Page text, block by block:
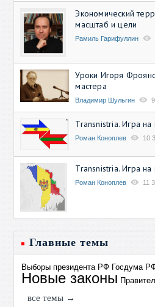
Экономический
масштаб и цели
Рамиль Гарифуллин
Уроки Игоря
мастера
Владимир Шульгин
Transnistria. Игра
Роман Коноплев 10
Transnistria. Игра
Роман Коноплев 11
Главные темы
Выборы президента РФ Госдума
Новые законы
все темы →